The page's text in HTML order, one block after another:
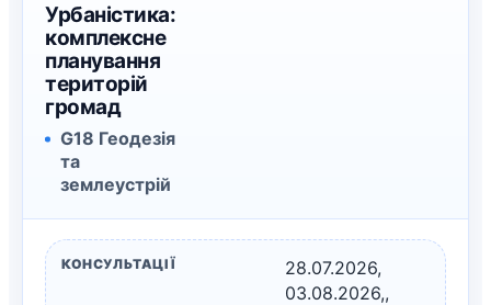
Урбаністика:
комплексне
планування
територій
громад
G18 Геодезія
та
землеустрій
КОНСУЛЬТАЦІЇ
28.07.2026,
03.08.2026,,